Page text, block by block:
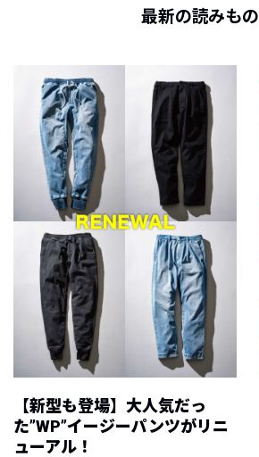
最新の読みもの
【新型も登場】大人気だっ
た”WP”イージーパンツがリニ
ューアル！